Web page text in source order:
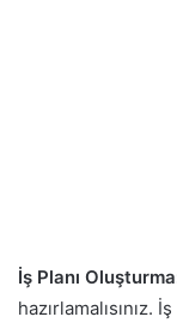
İş Planı
hazırlamalısınız.